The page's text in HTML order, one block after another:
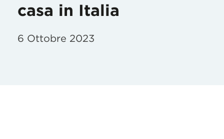
casa in Italia
6 Ottobre 2023